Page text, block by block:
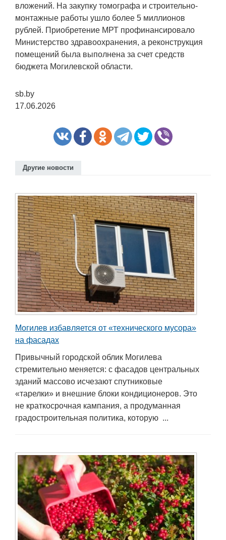
вложений. На закупку томографа и строительно-
монтажные работы ушло более 5 миллионов
рублей. Приобретение МРТ профинансировало
Министерство здравоохранения, а реконструкция
помещений была выполнена за счет средств
бюджета Могилевской области.
sb.by
17.06.2026
Другие новости
Могилев избавляется от «технического мусора»
на фасадах
Привычный городской облик Могилева
стремительно меняется: с фасадов центральных
зданий массово исчезают спутниковые
«тарелки» и внешние блоки кондиционеров. Это
не краткосрочная кампания, а продуманная
градостроительная политика, которую ...